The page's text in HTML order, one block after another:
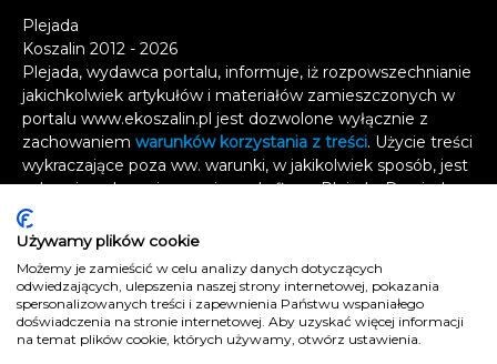
Plejada
Koszalin 2012 - 2026
Plejada, wydawca portalu, informuje, iż rozpowszechnianie
jakichkolwiek artykułów i materiałów zamieszczonych w
portalu www.ekoszalin.pl jest dozwolone wyłącznie z
zachowaniem warunków korzystania z treści. Użycie treści
wykraczające poza ww. warunki, w jakikolwiek sposób, jest
zabronione bez pisemnej zgody firmy Plejada. Dowiedz
się, w jaki sposób możesz uzyskać
wykorzystanie treści.
Naruszenie tych zasad jest łamaniem prawa i grozi
odpowiedzialnością karną.
Wszelkie prawa zastrzeżone.
Używamy plików cookie
Możemy je zamieścić w celu analizy danych dotyczących
odwiedzających, ulepszenia naszej strony internetowej, pokazania
spersonalizowanych treści i zapewnienia Państwu wspaniałego
doświadczenia na stronie internetowej. Aby uzyskać więcej informacji
na temat plików cookie, których używamy, otwórz ustawienia.